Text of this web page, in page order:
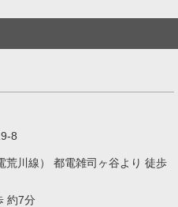
8
荒川線） 都電雑司ヶ谷より 徒歩
約7分